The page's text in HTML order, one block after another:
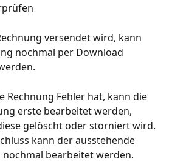
versendet wird, kann
nochmal per Download
Rechnung Fehler hat, kann die
erste bearbeitet werden,
gelöscht oder storniert wird.
kann der ausstehende
nochmal bearbeitet werden.